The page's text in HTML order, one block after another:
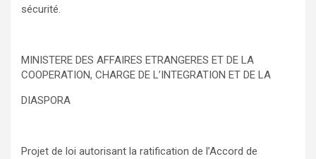
sécurité.
MINISTERE DES AFFAIRES ETRANGERES ET DE LA
COOPERATION, CHARGE DE L’INTEGRATION ET DE LA
DIASPORA
Projet de loi autorisant la ratification de l’Accord de